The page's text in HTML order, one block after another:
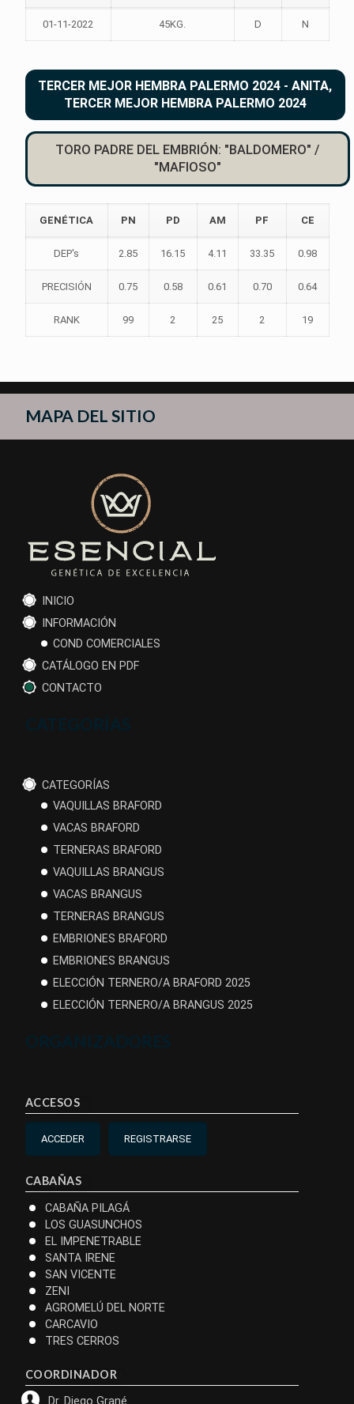
01-11-2022 45KG. D N
TERCER MEJOR HEMBRA PALERMO 2024 - ANITA,
TERCER MEJOR HEMBRA PALERMO 2024
TORO PADRE DEL EMBRIÓN: "BALDOMERO" /
"MAFIOSO"
GENÉTICA PN PD AM PF CE
DEP's 2.85 16.15 4.11 33.35 0.98
PRECISIÓN 0.75 0.58 0.61 0.70 0.64
RANK 99 2 25 2 19
MAPA DEL SITIO
INICIO
INFORMACIÓN
COND COMERCIALES
CATÁLOGO EN PDF
CONTACTO
CATEGORÍAS
CATEGORÍAS
VAQUILLAS BRAFORD
VACAS BRAFORD
TERNERAS BRAFORD
VAQUILLAS BRANGUS
VACAS BRANGUS
TERNERAS BRANGUS
EMBRIONES BRAFORD
EMBRIONES BRANGUS
ELECCIÓN TERNERO/A BRAFORD 2025
ELECCIÓN TERNERO/A BRANGUS 2025
ORGANIZADORES
ACCESOS
ACCEDER REGISTRARSE
CABAÑAS
CABAÑA PILAGÁ
LOS GUASUNCHOS
EL IMPENETRABLE
SANTA IRENE
SAN VICENTE
ZENI
AGROMELÚ DEL NORTE
CARCAVIO
TRES CERROS
COORDINADOR
Dr. Diego Grané